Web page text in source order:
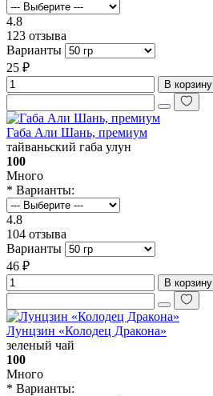
4.8
123 отзыва
Варианты
25 ₽
В корзину
Габа Али Шань, премиум
тайваньский габа улун
100
Много
* Варианты:
4.8
104 отзыва
Варианты
46 ₽
В корзину
Лунцзин «Колодец Дракона»
зеленый чай
100
Много
* Варианты: